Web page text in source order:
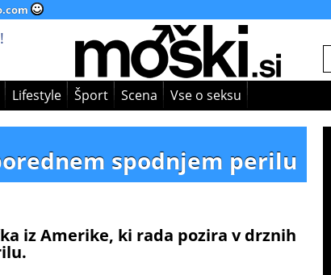
Lifestyle Šport Scena Vse o seksu
spodnjem perilu
iz Amerike, ki rada pozira v drznih